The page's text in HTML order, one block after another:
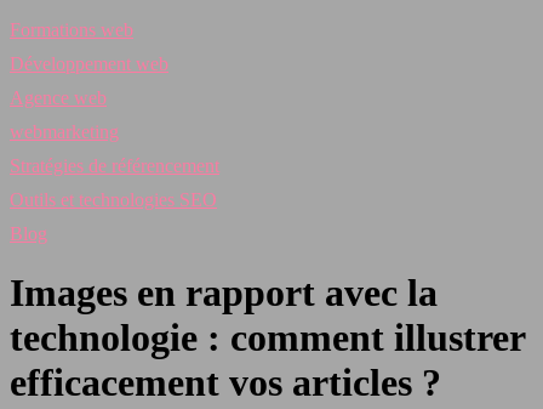
Formations web
Développement web
Agence web
webmarketing
Stratégies de référencement
Outils et technologies SEO
Blog
Images en rapport avec la
technologie : comment illustrer
efficacement vos articles ?